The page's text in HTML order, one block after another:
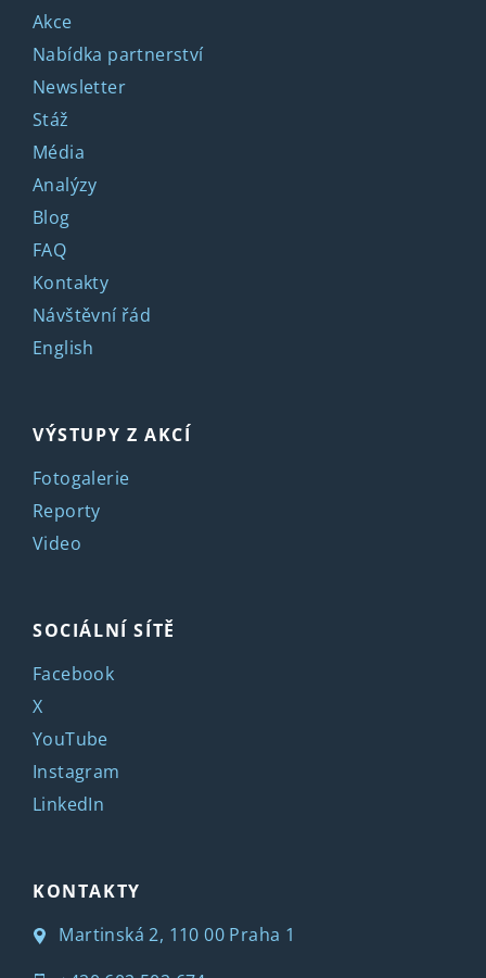
Akce
Nabídka partnerství
Newsletter
Stáž
Média
Analýzy
Blog
FAQ
Kontakty
Návštěvní řád
English
VÝSTUPY Z AKCÍ
Fotogalerie
Reporty
Video
SOCIÁLNÍ SÍTĚ
Facebook
X
YouTube
Instagram
LinkedIn
KONTAKTY
Martinská 2, 110 00 Praha 1